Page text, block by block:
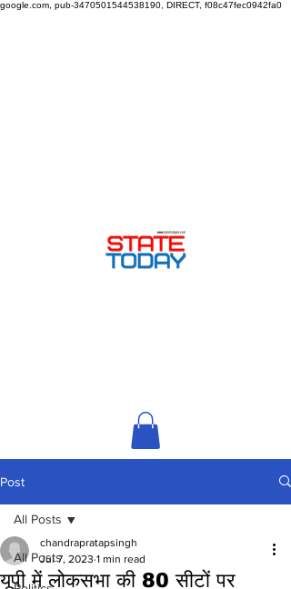
google.com, pub-3470501544538190, DIRECT, f08c47fec0942fa0
Post
All Posts
All Posts
यूपी में लोकसभा की 80 सीटों पर
chandrapratapsingh
Jul 7, 2023 1 min read